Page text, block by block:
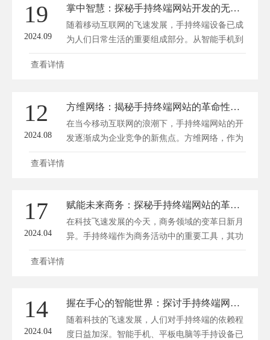
供更加优质的体验。 一、掌上世界，一触即发
1. 市场背景 ...
19
2024.09
掌中智慧：探秘手持终端网站开发的无限可能
随着移动互联网的飞速发展，手持终端设备已成
为人们日常生活的重要组成部分。从智能手机到
平板电脑，这些便携式设备不仅为用户提供了丰
带您探秘手持终端网站开发的无限可能。 一、
掌上智慧：手持终端网...
查看详情
12
2024.08
方维网络：揭秘手持终端网站的革命性开发之路
在当今移动互联网的浪潮下，手持终端网站的开
发逐渐成为企业竞争的新焦点。方维网络，作为
一家专注于手持终端网站开发的领军企业，以其
网站开发领域的革命性之路。 一、技术驱动，
创新为魂 方维...
查看详情
17
2024.04
赋能未来商务：探秘手持终端网站的革新开发之路
在科技飞速发展的今天，商务领域的变革日新月
异。手持终端作为商务活动中的重要工具，其功
能和性能的提升对商务效率和企业竞争力有着深
发展可以分为三个阶段：第一阶段是以功能机为
代表的传统...
查看详情
14
2024.04
握在手心的智能世界：探讨手持终端网站开发新境界
随着科技的飞速发展，人们对手持终端的依赖程
度日益加深。智能手机、平板电脑等手持设备已